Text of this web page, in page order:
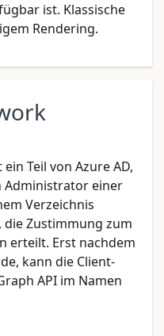
ist. Klassische
Rendering.
Teil von Azure AD,
Administrator einer
Verzeichnis
Zustimmung zum
erteilt. Erst nachdem
kann die Client-
API im Namen